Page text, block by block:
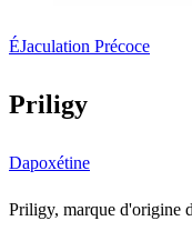
ÉJaculation Précoce
Priligy
Dapoxétine
Priligy, marque d'origine